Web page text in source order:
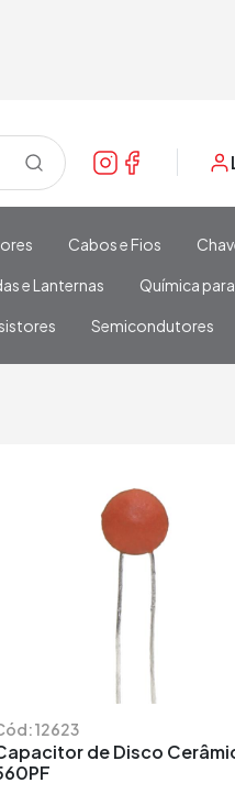
e Lanternas
12623
de Disco